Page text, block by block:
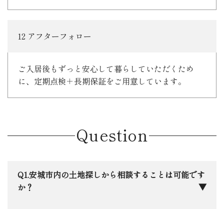
12 アフターフォロー
ご入居後もずっと安心して暮らしていただくため
に、定期点検＋長期保証をご用意しています。
Question
安城市内の土地探しから相談することは可能です
か？